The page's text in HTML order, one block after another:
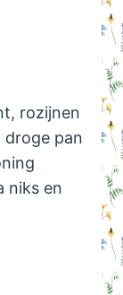
rozijnen
droge pan
niks en